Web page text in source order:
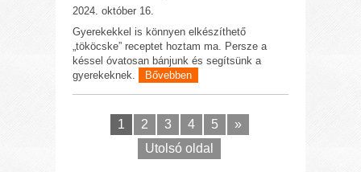
2024. október 16.
Gyerekekkel is könnyen elkészíthető
„tököcske” receptet hoztam ma. Persze a
késsel óvatosan bánjunk és segítsünk a
gyerekeknek.
Bővebben
1 2 3 4 5
»
Utolsó oldal